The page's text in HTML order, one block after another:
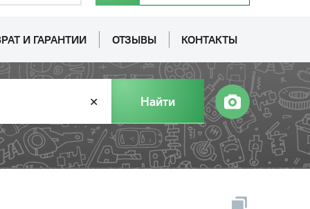
И ГАРАНТИИ ОТЗЫВЫ КОНТАКТЫ
✕ Найти